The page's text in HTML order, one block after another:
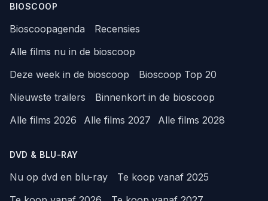
BIOSCOOP
Bioscoopagenda
Recensies
Alle films nu in de bioscoop
Deze week in de bioscoop
Bioscoop Top 20
Nieuwste trailers
Binnenkort in de bioscoop
Alle films 2026
Alle films 2027 Alle films 2028
DVD & BLU-RAY
Nu op dvd en blu-ray
Te koop vanaf 2025